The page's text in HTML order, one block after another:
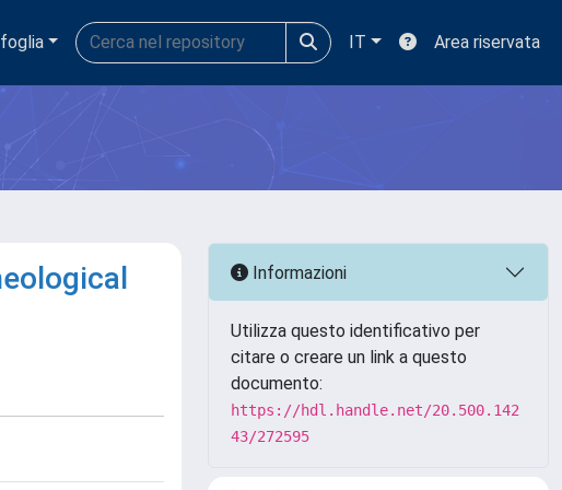
IT Area riservata
Informazioni
Utilizza questo identificativo per
citare o creare un link a questo
documento:
https://hdl.handle.net/20.500.142
43/272595